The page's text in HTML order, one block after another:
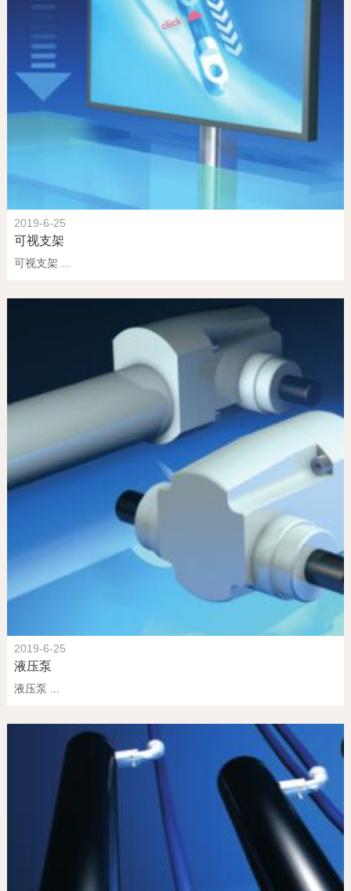
2019-6-25
可视支架
可视支架 ...
2019-6-25
液压泵
液压泵 ...